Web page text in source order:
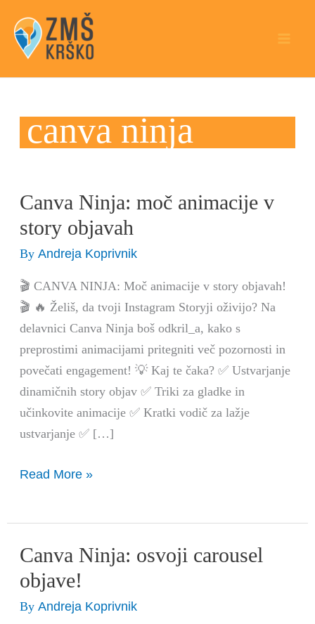
content
canva ninja
Canva Ninja: moč animacije v
story objavah
ByAndreja Koprivnik
🎬 CANVA NINJA: Moč animacije v story objavah!
🎬 🔥 Želiš, da tvoji Instagram Storyji oživijo? Na
delavnici Canva Ninja boš odkril_a, kako s
preprostimi animacijami pritegniti več pozornosti in
povečati engagement! 💡 Kaj te čaka? ✅ Ustvarjanje
dinamičnih story objav ✅ Triki za gladke in
učinkovite animacije ✅ Kratki vodič za lažje
ustvarjanje ✅ […]
Canva
Ninja:
animacije
v
story
objavah
Read More »
Canva Ninja: osvoji carousel
objave!
ByAndreja Koprivnik
Canva
Ninja:
osvoji
carousel